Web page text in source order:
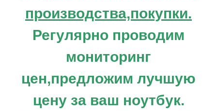
производства,покупки.
Регулярно проводим
мониторинг
цен,предложим лучшую
цену за ваш ноутбук.